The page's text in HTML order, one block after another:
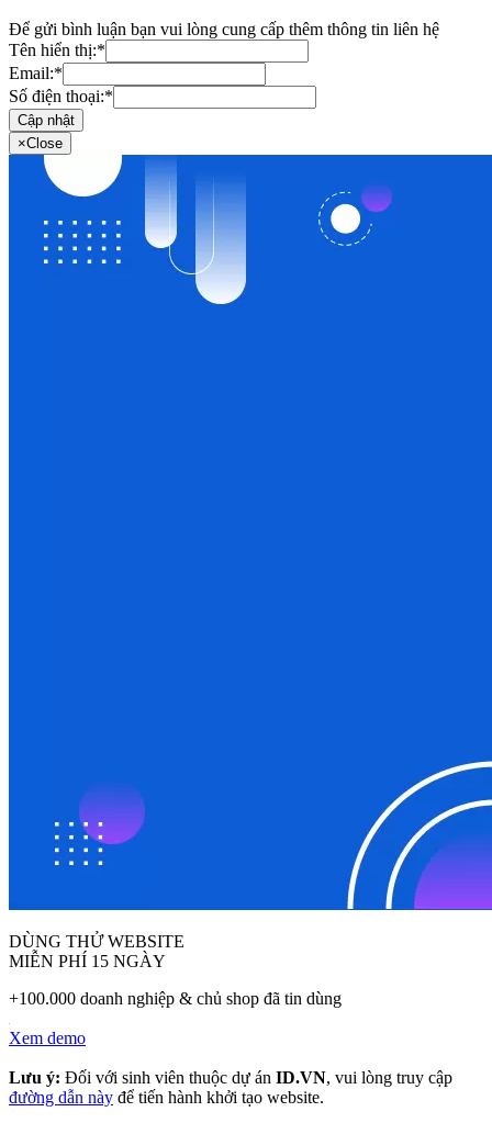
Để gửi bình luận bạn vui lòng cung cấp thêm thông tin liên hệ
Tên hiển thị:*
Email:*
Số điện thoại:*
Cập nhật
×Close
DÙNG THỬ WEBSITE
MIỄN PHÍ 15 NGÀY
+100.000 doanh nghiệp & chủ shop đã tin dùng
Xem demo
Lưu ý: Đối với sinh viên thuộc dự án ID.VN, vui lòng truy cập
đường dẫn này để tiến hành khởi tạo website.